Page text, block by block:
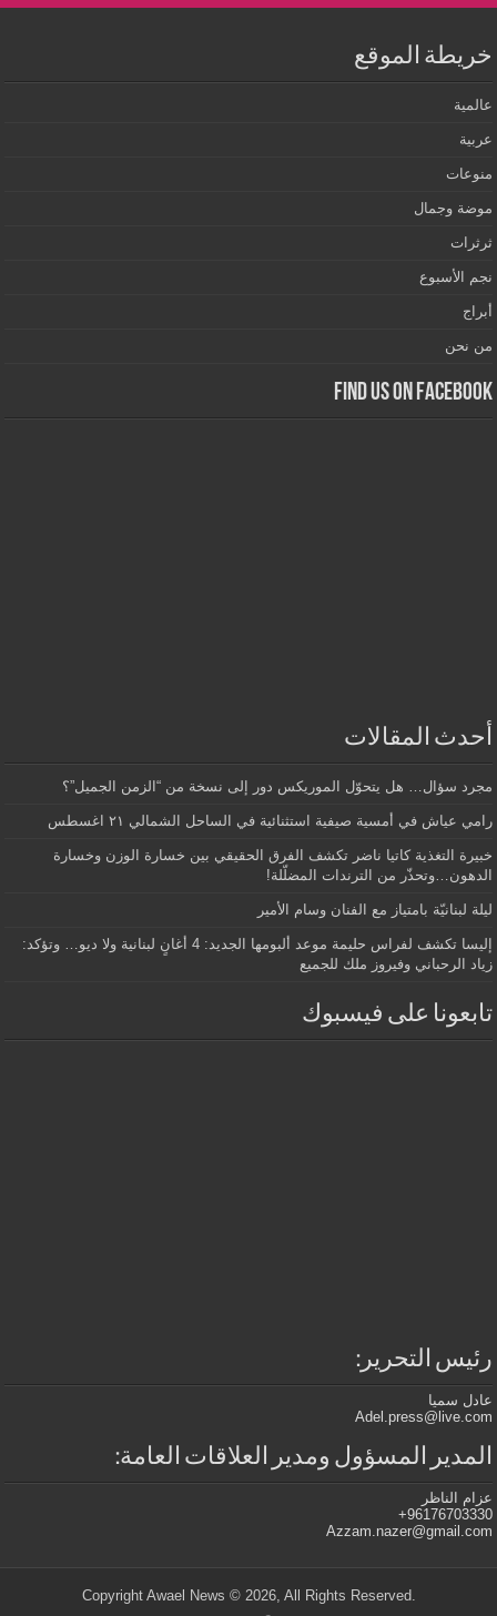
خريطة الموقع
عالمية
عربية
منوعات
موضة وجمال
ثرثرات
نجم الأسبوع
أبراج
من نحن
Find us on Facebook
أحدث المقالات
مجرد سؤال… هل يتحوّل الموريكس دور إلى نسخة من “الزمن الجميل”؟
رامي عياش في أمسية صيفية استثنائية في الساحل الشمالي ٢١ اغسطس
خبيرة التغذية كاتيا ناضر تكشف الفرق الحقيقي بين خسارة الوزن وخسارة
الدهون…وتحذّر من الترندات المضلّلة!
ليلة لبنانيّة بامتياز مع الفنان وسام الأمير
إليسا تكشف لفراس حليمة موعد ألبومها الجديد: 4 أغانٍ لبنانية ولا ديو… وتؤكد:
زياد الرحباني وفيروز ملك للجميع
تابعونا على فيسبوك
رئيس التحرير:
عادل سميا
Adel.press@live.com
المدير المسؤول ومدير العلاقات العامة:
عزام الناظر
96176703330+
Azzam.nazer@gmail.com